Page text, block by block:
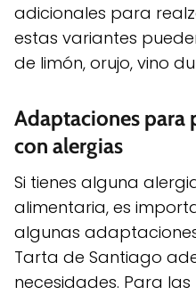
adicionales para
estas variantes
de limón, orujo, vino
Adaptaciones para
con alergias
Si tienes alguna
alimentaria, es
algunas
Tarta de Santiago
necesidades. Para